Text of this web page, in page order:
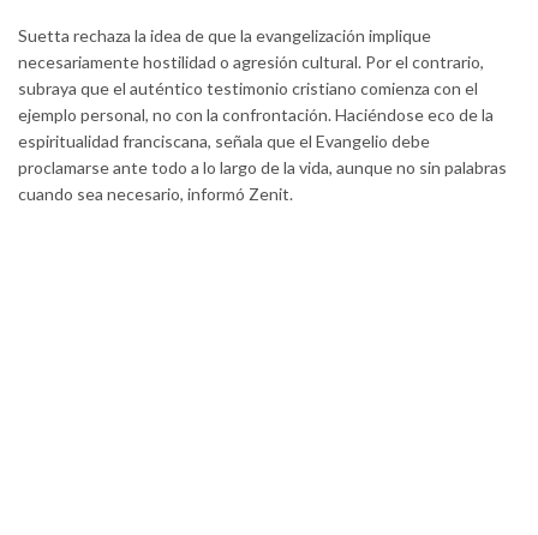
Suetta rechaza la idea de que la evangelización implique
necesariamente hostilidad o agresión cultural. Por el contrario,
subraya que el auténtico testimonio cristiano comienza con el
ejemplo personal, no con la confrontación. Haciéndose eco de la
espiritualidad franciscana, señala que el Evangelio debe
proclamarse ante todo a lo largo de la vida, aunque no sin palabras
cuando sea necesario, informó Zenit.